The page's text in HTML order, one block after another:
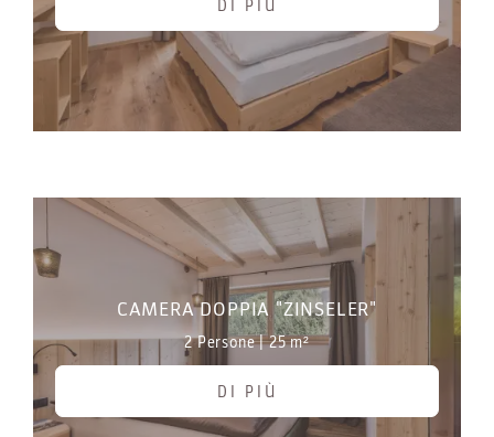
DI PIÙ
CAMERA DOPPIA "ZINSELER"
2 Persone|25 m²
DI PIÙ